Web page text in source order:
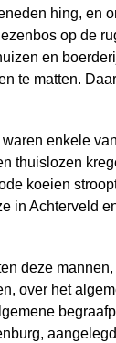
hing, en
op de
en
te matten.
enkele
thuislozen
koeien
in Achterveld
deze
over het